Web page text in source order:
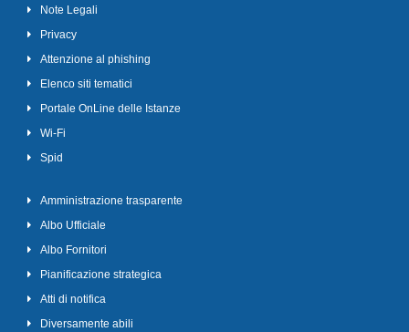
Note Legali
Privacy
Attenzione al phishing
Elenco siti tematici
Portale OnLine delle Istanze
Wi-Fi
Spid
Amministrazione trasparente
Albo Ufficiale
Albo Fornitori
Pianificazione strategica
Atti di notifica
Diversamente abili